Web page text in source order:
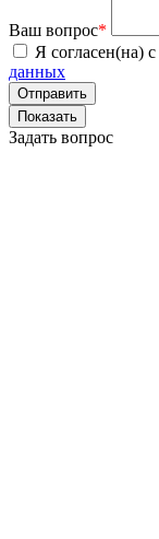
Ваш вопрос*
Я согласен(на) с
данных
Показать
Задать вопрос